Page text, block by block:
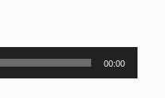
00:00